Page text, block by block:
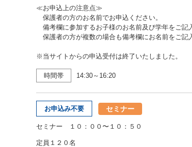
≪お申込上の注意点≫
保護者の方のお名前でお申込ください。
備考欄に参加するお子様のお名前及び学年をご記
保護者の方が複数の場合も備考欄にお名前をご記
※当サイトからの申込受付は終了いたしました。
時間帯 14:30～16:20
お申込み不要 セミナー
セミナー １０：００〜１０：５０
定員１２０名